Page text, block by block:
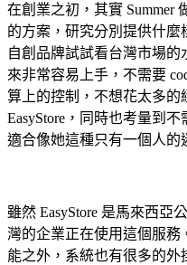
在創業之初，其實 Summer
的方案，研究分別提供什麼
自創品牌試試看台灣市場的
來非常容易上手，不需要
算上的控制，不想花太多的
EasyStore，同時也考量到
適合像她這種只有一個人的
雖然 EasyStore 是馬來西亞
灣的企業正在使用這個服務
能之外，系統也有很多的外